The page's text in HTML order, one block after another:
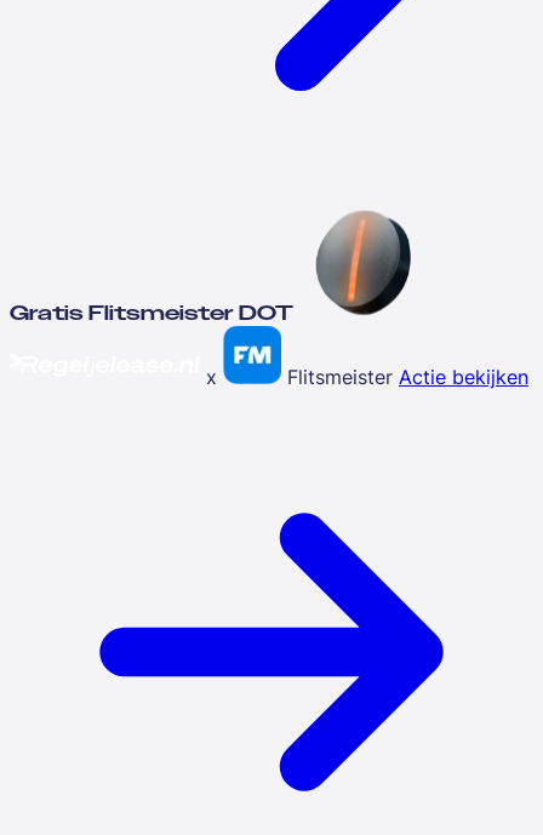
Gratis Flitsmeister DOT
x Flitsmeister Actie bekijken